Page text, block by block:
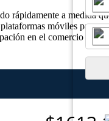
rápidamente a medida
móviles para
en el comercio en